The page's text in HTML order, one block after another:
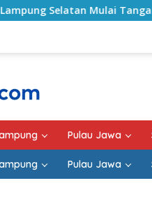
Jalan RA Basyid,
Pulau Jawa
Pulau Jawa